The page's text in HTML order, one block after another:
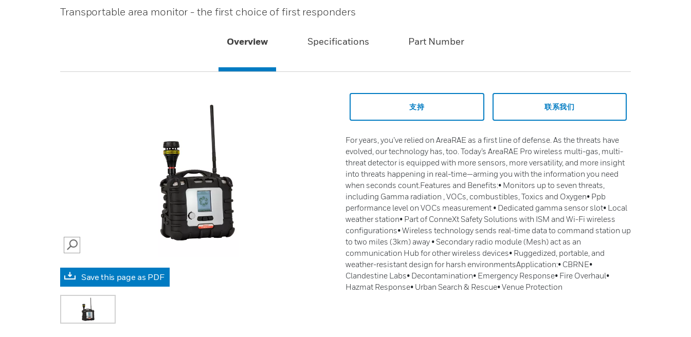
Transportable area monitor - the first choice of first responders
Overview Specifications Part Number
SEARCH
Save this page as PDF
支持 联系我们
For years, you’ve relied on AreaRAE as a first line of defense. As the threats have
evolved, our technology has, too. Today’s AreaRAE Pro wireless multi-gas, multi-
threat detector is equipped with more sensors, more versatility, and more insight
into threats happening in real-time—arming you with the information you need
when seconds count.Features and Benefits:• Monitors up to seven threats,
including Gamma radiation , VOCs, combustibles, Toxics and Oxygen• Ppb
performance level on VOCs measurement • Dedicated gamma sensor slot• Local
weather station• Part of ConneXt Safety Solutions with ISM and Wi-Fi wireless
configurations• Wireless technology sends real-time data to command station up
to two miles (3km) away • Secondary radio module (Mesh) act as an
communication Hub for other wireless devices• Ruggedized, portable, and
weather-resistant design for harsh environmentsApplication:• CBRNE•
Clandestine Labs• Decontamination• Emergency Response• Fire Overhaul•
Hazmat Response• Urban Search & Rescue• Venue Protection